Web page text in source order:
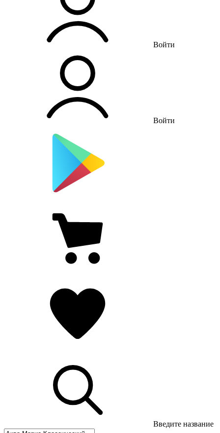
Войти
Войти
Введите название